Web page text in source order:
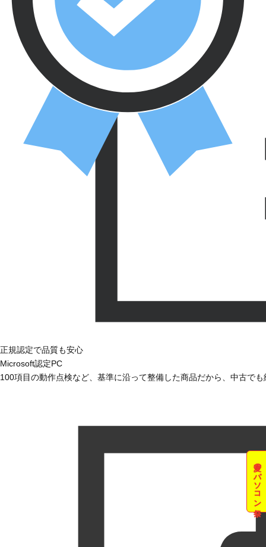
夏のパソコン祭
正規認定で品質も安心
Microsoft認定PC
100項目の動作点検など、基準に沿って整備した商品だから、中古で